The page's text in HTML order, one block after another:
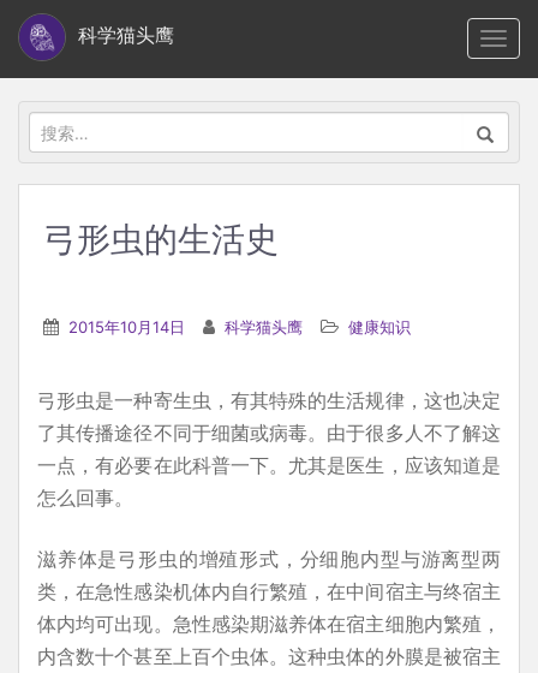
i
科学猫头鹰
搜
索：
弓形虫的生活史
2015年10月14日 科学猫头鹰 健康知识
弓形虫是一种寄生虫，有其特殊的生活规律，这也决定
了其传播途径不同于细菌或病毒。由于很多人不了解这
一点，有必要在此科普一下。尤其是医生，应该知道是
怎么回事。
滋养体是弓形虫的增殖形式，分细胞内型与游离型两
类，在急性感染机体内自行繁殖，在中间宿主与终宿主
体内均可出现。急性感染期滋养体在宿主细胞内繁殖，
内含数十个甚至上百个虫体。这种虫体的外膜是被宿主